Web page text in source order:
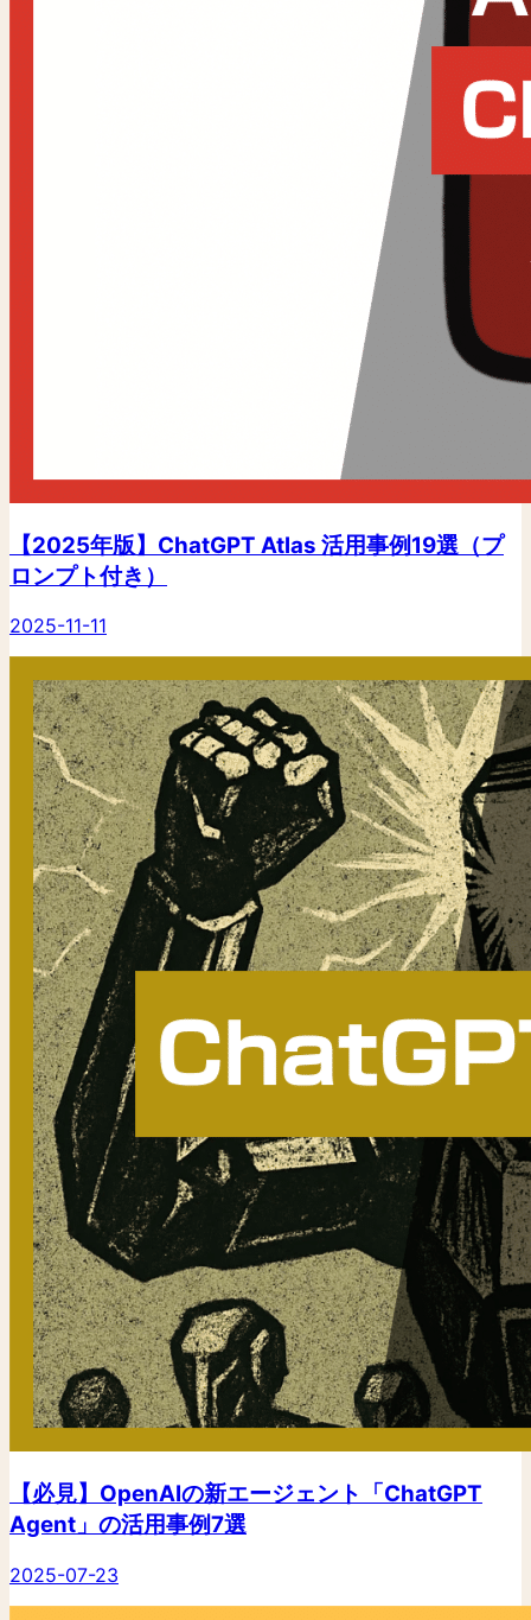
【2025年版】ChatGPT Atlas 活用事例19選（プ
ロンプト付き）
2025-11-11
【必見】OpenAIの新エージェント「ChatGPT
Agent」の活用事例7選
2025-07-23